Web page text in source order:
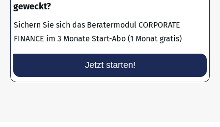
geweckt?
Sichern Sie sich das Beratermodul CORPORATE
FINANCE im 3 Monate Start-Abo (1 Monat gratis)
Jetzt starten!